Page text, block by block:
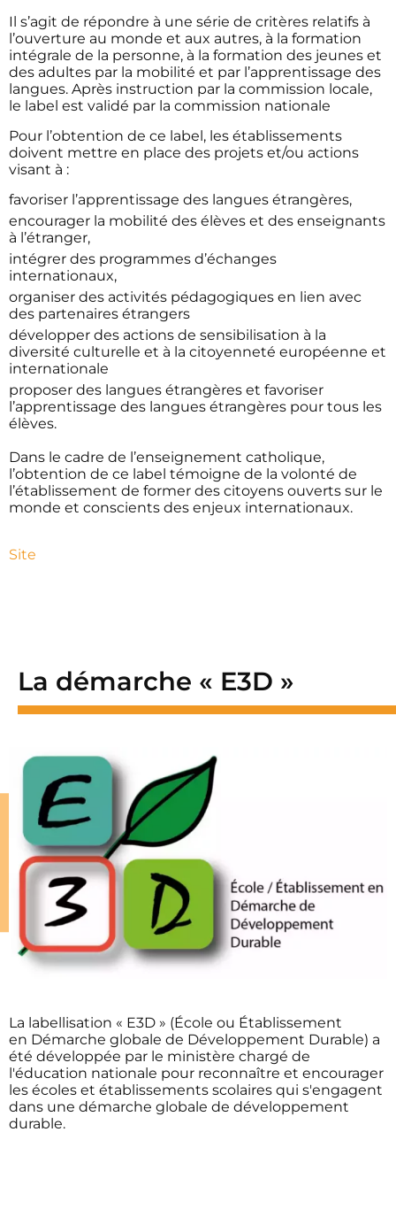
Il s’agit de répondre à une série de critères relatifs à
l’ouverture au monde et aux autres, à la formation
intégrale de la personne, à la formation des jeunes et
des adultes par la mobilité et par l’apprentissage des
langues. Après instruction par la commission locale,
le label est validé par la commission nationale
Pour l’obtention de ce label, les établissements
doivent mettre en place des projets et/ou actions
visant à :
favoriser l’apprentissage des langues étrangères,
encourager la mobilité des élèves et des enseignants
à l’étranger,
intégrer des programmes d’échanges
internationaux,
organiser des activités pédagogiques en lien avec
des partenaires étrangers
développer des actions de sensibilisation à la
diversité culturelle et à la citoyenneté européenne et
internationale
proposer des langues étrangères et favoriser
l’apprentissage des langues étrangères pour tous les
élèves.
Dans le cadre de l’enseignement catholique,
l’obtention de ce label témoigne de la volonté de
l’établissement de former des citoyens ouverts sur le
monde et conscients des enjeux internationaux.
Site
La démarche « E3D »
La labellisation « E3D » (École ou Établissement
en Démarche globale de Développement Durable) a
été développée par le ministère chargé de
l'éducation nationale pour reconnaître et encourager
les écoles et établissements scolaires qui s'engagent
dans une démarche globale de développement
durable.